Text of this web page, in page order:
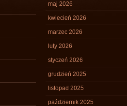
maj 2026
kwiecień 2026
marzec 2026
luty 2026
styczeń 2026
grudzień 2025
listopad 2025
październik 2025